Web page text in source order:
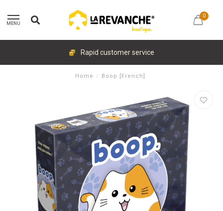
MENU
0
Rapid customer service
Home / Boop [French]